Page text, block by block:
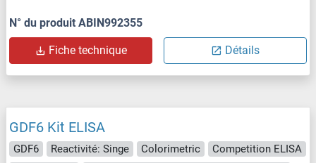
N° du produit ABIN992355
Fiche technique Détails
GDF6 Kit ELISA
GDF6 Reactivité: Singe Colorimetric
Competition ELISA